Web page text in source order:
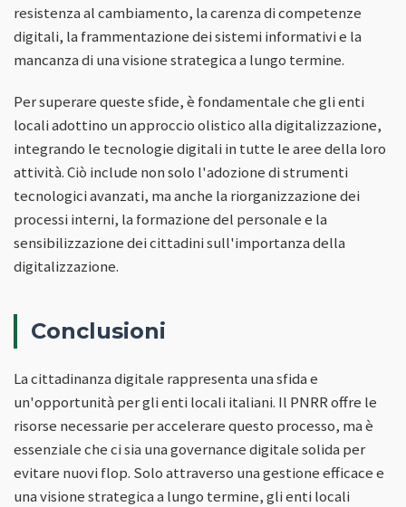
resistenza al cambiamento, la carenza di competenze
digitali, la frammentazione dei sistemi informativi e la
mancanza di una visione strategica a lungo termine.
Per superare queste sfide, è fondamentale che gli enti
locali adottino un approccio olistico alla digitalizzazione,
integrando le tecnologie digitali in tutte le aree della loro
attività. Ciò include non solo l'adozione di strumenti
tecnologici avanzati, ma anche la riorganizzazione dei
processi interni, la formazione del personale e la
sensibilizzazione dei cittadini sull'importanza della
digitalizzazione.
Conclusioni
La cittadinanza digitale rappresenta una sfida e
un'opportunità per gli enti locali italiani. Il PNRR offre le
risorse necessarie per accelerare questo processo, ma è
essenziale che ci sia una governance digitale solida per
evitare nuovi flop. Solo attraverso una gestione efficace e
una visione strategica a lungo termine, gli enti locali